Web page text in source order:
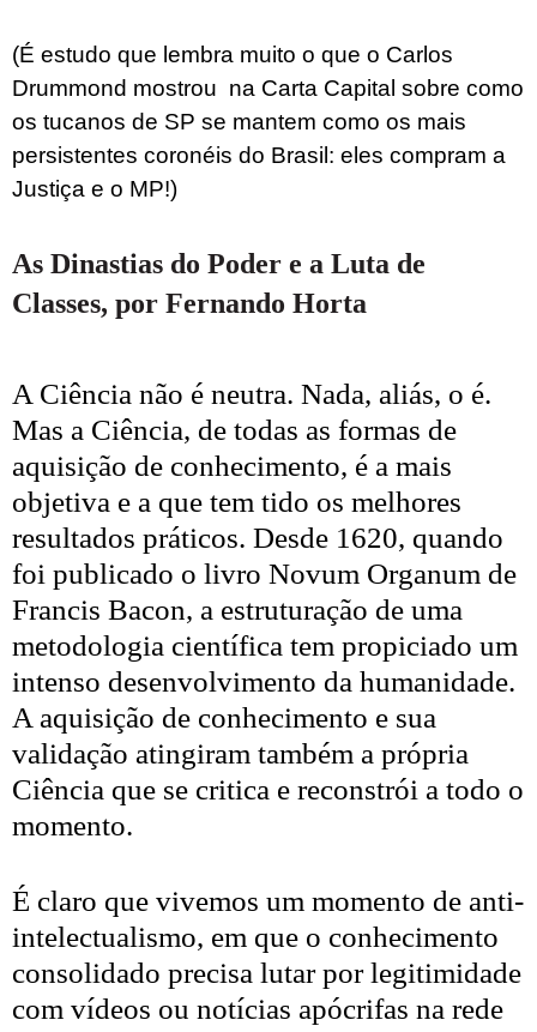
(É estudo que lembra muito o que o Carlos
Drummond mostrou na Carta Capital sobre como
os tucanos de SP se mantem como os mais
persistentes coronéis do Brasil: eles compram a
Justiça e o MP!)
As Dinastias do Poder e a Luta de
Classes, por Fernando Horta
A Ciência não é neutra. Nada, aliás, o é.
Mas a Ciência, de todas as formas de
aquisição de conhecimento, é a mais
objetiva e a que tem tido os melhores
resultados práticos. Desde 1620, quando
foi publicado o livro Novum Organum de
Francis Bacon, a estruturação de uma
metodologia científica tem propiciado um
intenso desenvolvimento da humanidade.
A aquisição de conhecimento e sua
validação atingiram também a própria
Ciência que se critica e reconstrói a todo o
momento.
É claro que vivemos um momento de anti-
intelectualismo, em que o conhecimento
consolidado precisa lutar por legitimidade
com vídeos ou notícias apócrifas na rede